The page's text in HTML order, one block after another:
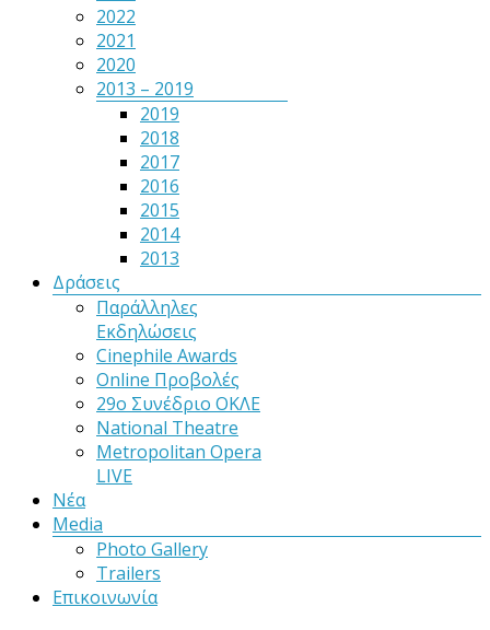
2022
2021
2020
2013 – 2019
2019
2018
2017
2016
2015
2014
2013
Δράσεις
Παράλληλες
Εκδηλώσεις
Cinephile Awards
Online Προβολές
29ο Συνέδριο ΟΚΛΕ
National Theatre
Metropolitan Opera
LIVE
Νέα
Media
Photo Gallery
Trailers
Επικοινωνία